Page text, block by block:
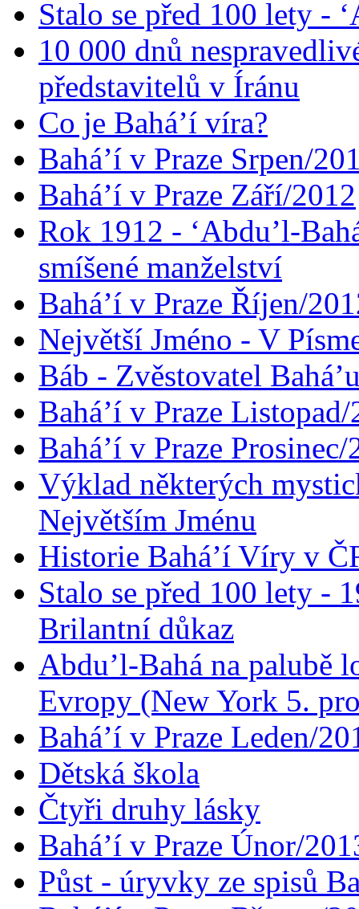
Stalo se před 100 lety -
10 000 dnů
představitelů v Íránu
Co je Bahá’í víra?
Bahá’í v Praze Srpen/
Bahá’í v Praze Září/2012
Rok 1912 - ‘Abdu’l-
smíšené manželství
Bahá’í v Praze Říjen/
Největší Jméno - V
Báb - Zvěstovatel
Bahá’í v Praze
Bahá’í v Praze Prosinec/
Výklad některých
Největším Jménu
Historie Bahá’í Víry v
Stalo se před 100 lety -
Brilantní důkaz
Abdu’l-Bahá na palubě
Evropy (New York 5.
Bahá’í v Praze Leden/
Dětská škola
Čtyři druhy lásky
Bahá’í v Praze Únor/
Půst - úryvky ze spisů